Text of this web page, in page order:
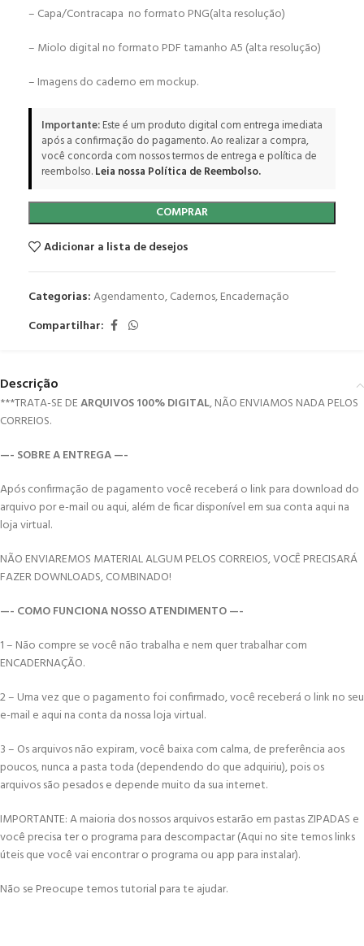
– Capa/Contracapa no formato PNG(alta resolução)
– Miolo digital no formato PDF tamanho A5 (alta resolução)
– Imagens do caderno em mockup.
Importante:Este é um produto digital com entrega imediata
após a confirmação do pagamento. Ao realizar a compra,
você concorda com nossos termos de entrega e política de
reembolso.Leia nossa Política de Reembolso.
COMPRAR
Adicionar a lista de desejos
Categorias:Agendamento,Cadernos,Encadernação
Compartilhar:
Descrição
***TRATA-SE DEARQUIVOS 100% DIGITAL, NÃO ENVIAMOS NADA PELOS
CORREIOS.
—- SOBRE A ENTREGA —-
Após confirmação de pagamento você receberá o link para download do
arquivo por e-mail ou aqui, além de ficar disponível em sua conta aqui na
loja virtual.
NÃO ENVIAREMOS MATERIAL ALGUM PELOS CORREIOS, VOCÊ PRECISARÁ
FAZER DOWNLOADS, COMBINADO!
—- COMO FUNCIONA NOSSO ATENDIMENTO —-
1 – Não compre se você não trabalha e nem quer trabalhar com
ENCADERNAÇÃO.
2 – Uma vez que o pagamento foi confirmado, você receberá o link no seu
e-mail e aqui na conta da nossa loja virtual.
3 – Os arquivos não expiram, você baixa com calma, de preferência aos
poucos, nunca a pasta toda (dependendo do que adquiriu), pois os
arquivos são pesados e depende muito da sua internet.
IMPORTANTE: A maioria dos nossos arquivos estarão em pastas ZIPADAS e
você precisa ter o programa para descompactar (Aqui no site temos links
úteis que você vai encontrar o programa ou app para instalar).
Não se Preocupe temos tutorial para te ajudar.